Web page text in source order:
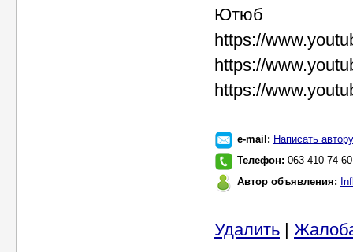
Ютюб
https://
https://
https://
e-mail: Написать автору
Телефон: 063 410 74
Автор объявления:
Удалить |